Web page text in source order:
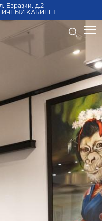
Евразии, д.2
КАБИНЕТ